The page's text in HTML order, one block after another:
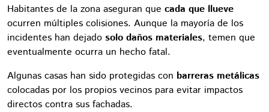
Habitantes de la zona aseguran que cada que llueve
ocurren múltiples colisiones. Aunque la mayoría de los
incidentes han dejado solo daños materiales, temen que
eventualmente ocurra un hecho fatal.
Algunas casas han sido protegidas con barreras metálicas
colocadas por los propios vecinos para evitar impactos
directos contra sus fachadas.